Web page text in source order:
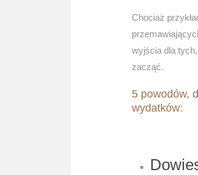
Chociaż
wyjścia dla
zacząć.
5 powodów,
wydatków: